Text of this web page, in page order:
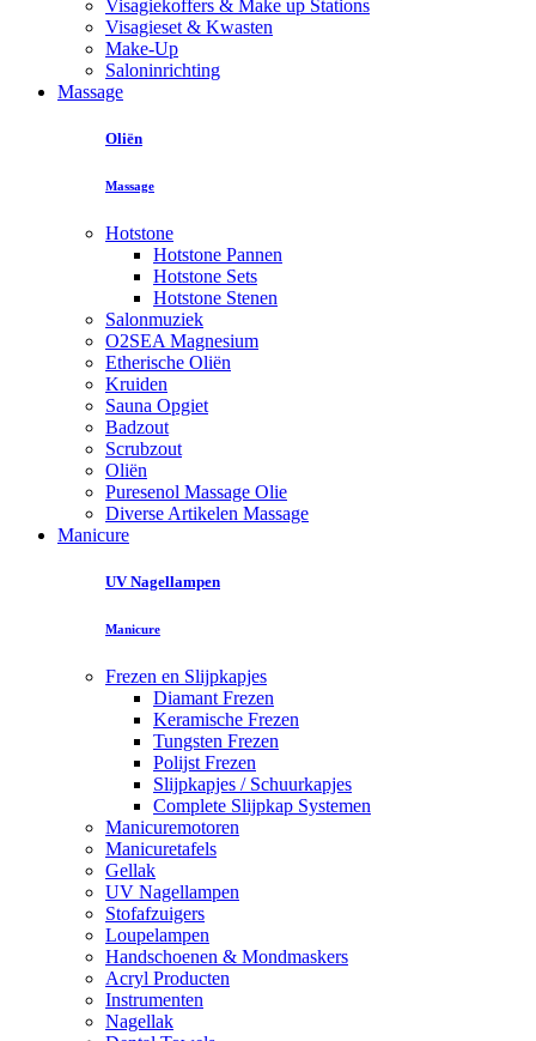
Visagiekoffers & Make up Stations
Visagieset & Kwasten
Make-Up
Saloninrichting
Massage
Oliën
Massage
Hotstone
Hotstone Pannen
Hotstone Sets
Hotstone Stenen
Salonmuziek
O2SEA Magnesium
Etherische Oliën
Kruiden
Sauna Opgiet
Badzout
Scrubzout
Oliën
Puresenol Massage Olie
Diverse Artikelen Massage
Manicure
UV Nagellampen
Manicure
Frezen en Slijpkapjes
Diamant Frezen
Keramische Frezen
Tungsten Frezen
Polijst Frezen
Slijpkapjes / Schuurkapjes
Complete Slijpkap Systemen
Manicuremotoren
Manicuretafels
Gellak
UV Nagellampen
Stofafzuigers
Loupelampen
Handschoenen & Mondmaskers
Acryl Producten
Instrumenten
Nagellak